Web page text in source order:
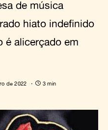
de música
hiato indefinido
é alicerçado em
de 2022 3 min